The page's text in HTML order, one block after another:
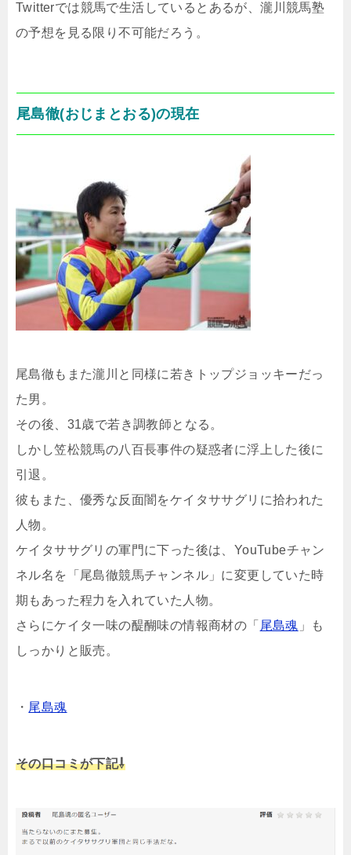
Twitterでは競馬で生活しているとあるが、瀧川競馬塾
の予想を見る限り不可能だろう。
尾島徹(おじまとおる)の現在
尾島徹もまた瀧川と同様に若きトップジョッキーだっ
た男。
その後、31歳で若き調教師となる。
しかし笠松競馬の八百長事件の疑惑者に浮上した後に
引退。
彼もまた、優秀な反面闇をケイタササグリに拾われた
人物。
ケイタササグリの軍門に下った後は、YouTubeチャン
ネル名を「尾島徹競馬チャンネル」に変更していた時
期もあった程力を入れていた人物。
さらにケイタ一味の醍醐味の情報商材の「 尾島魂 」も
しっかりと販売。
・ 尾島魂
その口コミが下記⇩